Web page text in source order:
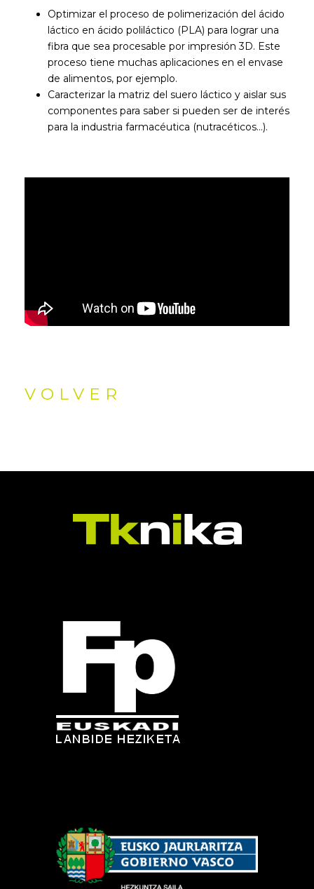
Optimizar el proceso de polimerización del ácido
láctico en ácido poliláctico (PLA) para lograr una
fibra que sea procesable por impresión 3D. Este
proceso tiene muchas aplicaciones en el envase
de alimentos, por ejemplo.
Caracterizar la matriz del suero láctico y aislar sus
componentes para saber si pueden ser de interés
para la industria farmacéutica (nutracéticos…).
VOLVER